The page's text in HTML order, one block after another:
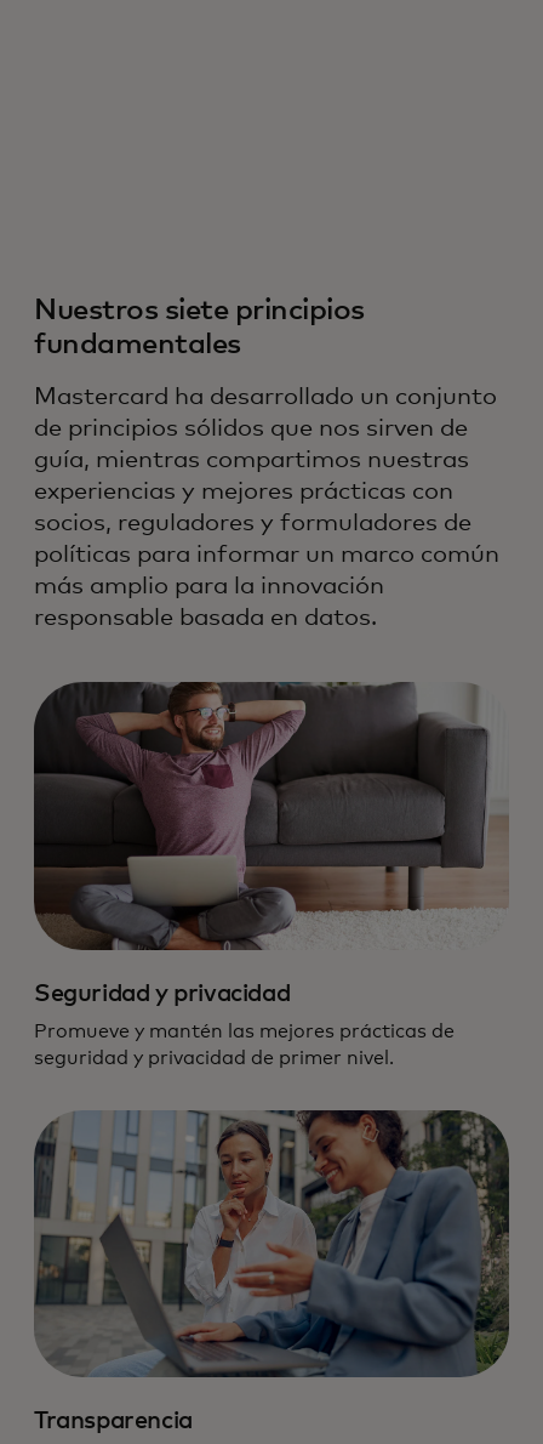
Nos comprometemos con el más alto
estándar de responsabilidad en datos y
Nuestros siete principios
fundamentales
Mastercard ha desarrollado un conjunto
de principios sólidos que nos sirven de
guía, mientras compartimos nuestras
experiencias y mejores prácticas con
socios, reguladores y formuladores de
políticas para informar un marco común
más amplio para la innovación
responsable basada en datos.
Seguridad y privacidad
Promueve y mantén las mejores prácticas de
seguridad y privacidad de primer nivel.
Transparencia